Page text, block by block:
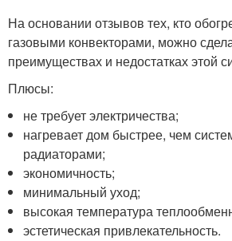
На основании отзывов тех, кто
газовыми конвекторами, можно
преимуществах и недостатках этой
Плюсы:
не требует электричества;
нагревает дом быстрее, чем
радиаторами;
экономичность;
минимальный уход;
высокая температура
эстетическая привлекательность.